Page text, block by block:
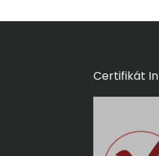
Certifikát